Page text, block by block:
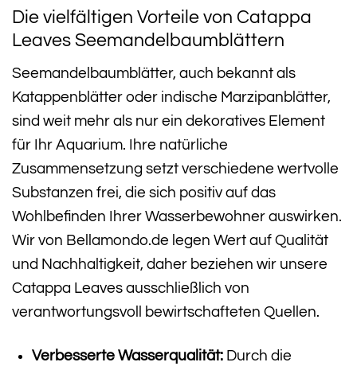
Die vielfältigen Vorteile von Catappa
Leaves Seemandelbaumblättern
Seemandelbaumblätter, auch bekannt als
Katappenblätter oder indische Marzipanblätter,
sind weit mehr als nur ein dekoratives Element
für Ihr Aquarium. Ihre natürliche
Zusammensetzung setzt verschiedene wertvolle
Substanzen frei, die sich positiv auf das
Wohlbefinden Ihrer Wasserbewohner auswirken.
Wir von Bellamondo.de legen Wert auf Qualität
und Nachhaltigkeit, daher beziehen wir unsere
Catappa Leaves ausschließlich von
verantwortungsvoll bewirtschafteten Quellen.
Verbesserte Wasserqualität:Durch die